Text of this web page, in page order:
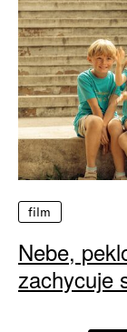
film
Nebe,
zachycuje